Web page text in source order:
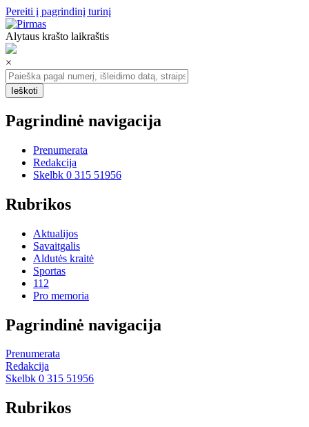
Pereiti į pagrindinį turinį
Alytaus krašto laikraštis
×
Pagrindinė navigacija
Prenumerata
Redakcija
Skelbk 0 315 51956
Rubrikos
Aktualijos
Savaitgalis
Aldutės kraitė
Sportas
112
Pro memoria
Pagrindinė navigacija
Prenumerata
Redakcija
Skelbk 0 315 51956
Rubrikos